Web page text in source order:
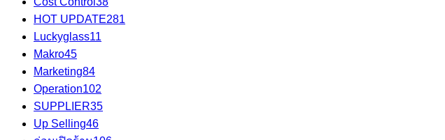
HOT UPDATE281
Luckyglass11
Makro45
Marketing84
Operation102
SUPPLIER35
Up Selling46